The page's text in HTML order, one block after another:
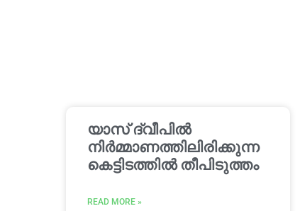
യാസ് ദ്വീപിൽ
നിർമ്മാണത്തിലിരിക്കുന്ന
കെട്ടിടത്തിൽ തീപിടുത്തം
READ MORE »